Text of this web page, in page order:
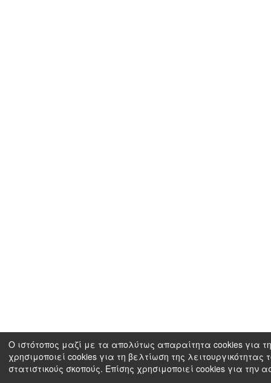
Ο ιστότοπος μαζί με τα απολύτως απαραίτητα cookies για
χρησιμοποιεί cookies για τη βελτίωση της
στατιστικούς σκοπούς. Επίσης χρησιμοποιεί cookies για την